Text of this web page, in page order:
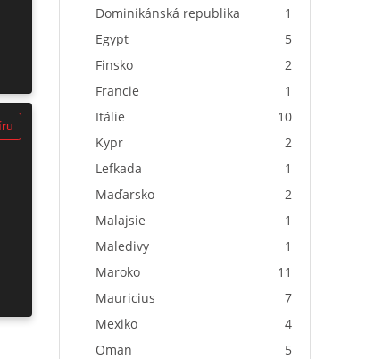
Dominikánská republika
1
Egypt
5
Finsko
2
Francie
1
Itálie
10
Kypr
2
Lefkada
1
Maďarsko
2
Malajsie
1
Maledivy
1
Maroko
11
Mauricius
7
Mexiko
4
Oman
5